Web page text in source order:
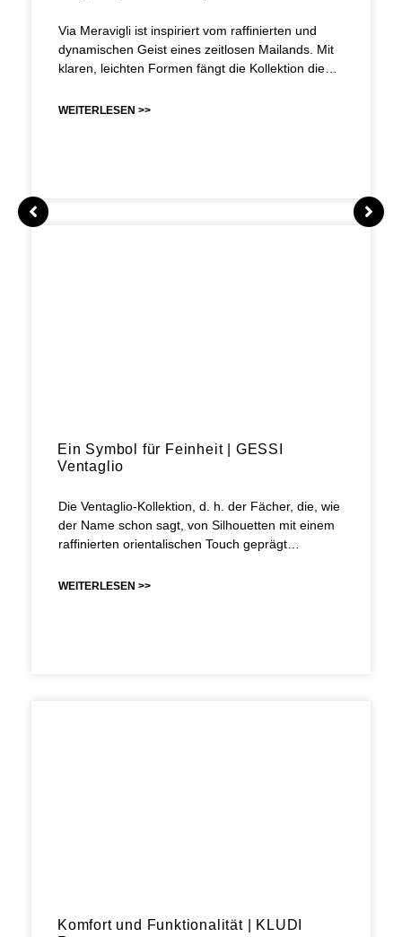
Via Meravigli ist inspiriert vom raffinierten und
dynamischen Geist eines zeitlosen Mailands. Mit
klaren, leichten Formen fängt die Kollektion die…
WEITERLESEN >>
Ein Symbol für Feinheit | GESSI
Ventaglio
Die Ventaglio-Kollektion, d. h. der Fächer, die, wie
der Name schon sagt, von Silhouetten mit einem
raffinierten orientalischen Touch geprägt…
WEITERLESEN >>
Komfort und Funktionalität | KLUDI